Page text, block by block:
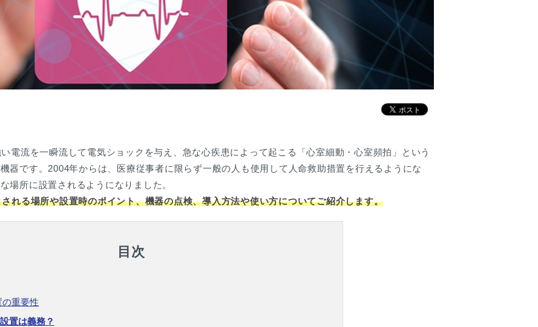
電流を一瞬流して電気ショックを与え、急な心疾患によって起こる「心室細動・心室頻拍」という
器です。2004年からは、医療従事者に限らず一般の人も使用して人命救助措置を行えるようにな
場所に設置されるようになりました。
れる場所や設置時のポイント、機器の点検、導入方法や使い方についてご紹介します。
目次
重要性
置は義務？